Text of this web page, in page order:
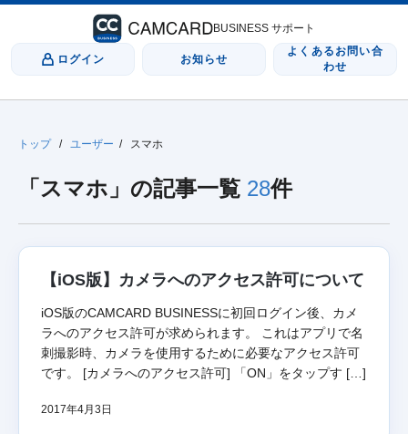
BUSINESS サポート
ログイン お知らせ
よくあるお問い合
わせ
トップ / ユーザー / スマホ
「スマホ」の記事一覧 28件
【iOS版】カメラへのアクセス許可について
iOS版のCAMCARD BUSINESSに初回ログイン後、カメ
ラへのアクセス許可が求められます。 これはアプリで名
刺撮影時、カメラを使用するために必要なアクセス許可
です。 [カメラへのアクセス許可] 「ON」をタップす […]
2017年4月3日